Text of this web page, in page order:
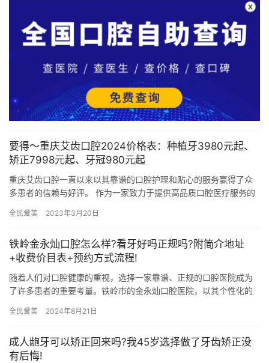
要得～重庆艾齿口腔2024价格表：种植牙3980元起、
矫正7998元起、牙冠980元起
重庆艾齿口腔一直以来以其靠谱的口腔护理和贴心的服务赢得了众
多患者的信赖与好评。 作为一家致力于提供高品质口腔医疗服务的
为患…
全民爱美 2023年3月20日
铁岭金永灿口腔怎么样?看牙好吗正规吗?附简介地址
+收费价目表+预约方式流程!
随着人们对口腔健康的重视，选择一家靠谱、正规的口腔医院成为
了许多患者的重要考量。铁岭市的金永灿口腔医院，以其个性化的
简介、…
全民爱美 2024年8月21日
成人龅牙可以矫正回来吗?我45岁选择做了牙齿矫正没
有后悔!